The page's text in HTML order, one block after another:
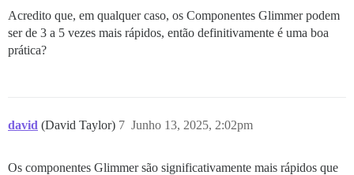
Acredito que, em qualquer caso, os Componentes Glimmer podem
ser de 3 a 5 vezes mais rápidos, então definitivamente é uma boa
prática?
david (David Taylor) Junho 13, 2025, 2:02pm
7
Os componentes Glimmer são significativamente mais rápidos que